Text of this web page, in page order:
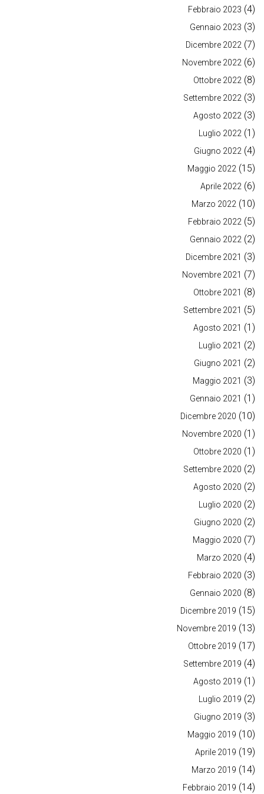
Febbraio 2023 (4)
Gennaio 2023 (3)
Dicembre 2022 (7)
Novembre 2022 (6)
Ottobre 2022 (8)
Settembre 2022 (3)
Agosto 2022 (3)
Luglio 2022 (1)
Giugno 2022 (4)
Maggio 2022 (15)
Aprile 2022 (6)
Marzo 2022 (10)
Febbraio 2022 (5)
Gennaio 2022 (2)
Dicembre 2021 (3)
Novembre 2021 (7)
Ottobre 2021 (8)
Settembre 2021 (5)
Agosto 2021 (1)
Luglio 2021 (2)
Giugno 2021 (2)
Maggio 2021 (3)
Gennaio 2021 (1)
Dicembre 2020 (10)
Novembre 2020 (1)
Ottobre 2020 (1)
Settembre 2020 (2)
Agosto 2020 (2)
Luglio 2020 (2)
Giugno 2020 (2)
Maggio 2020 (7)
Marzo 2020 (4)
Febbraio 2020 (3)
Gennaio 2020 (8)
Dicembre 2019 (15)
Novembre 2019 (13)
Ottobre 2019 (17)
Settembre 2019 (4)
Agosto 2019 (1)
Luglio 2019 (2)
Giugno 2019 (3)
Maggio 2019 (10)
Aprile 2019 (19)
Marzo 2019 (14)
Febbraio 2019 (14)